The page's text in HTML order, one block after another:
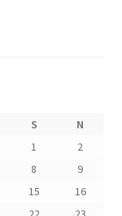
S
N
1
2
8
9
15
16